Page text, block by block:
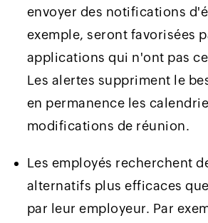
envoyer des notifications
exemple, seront favorisées
applications qui n'ont pas
Les alertes suppriment le
en permanence les
modifications de réunion.
Les employés recherchent
alternatifs plus efficaces
par leur employeur. Par